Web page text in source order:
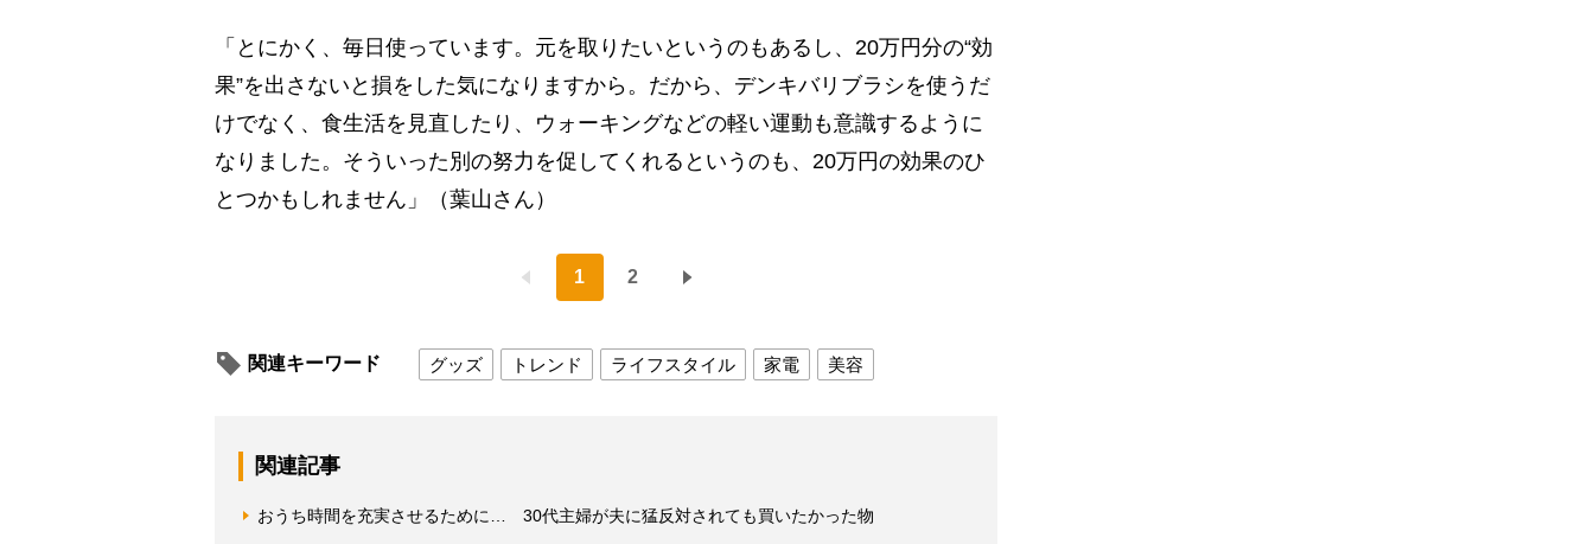
「とにかく、毎日使っています。元を取りたいというのもあるし、20万円分の“効
果”を出さないと損をした気になりますから。だから、デンキバリブラシを使うだ
けでなく、食生活を見直したり、ウォーキングなどの軽い運動も意識するように
なりました。そういった別の努力を促してくれるというのも、20万円の効果のひ
とつかもしれません」（葉山さん）
1 2
関連キーワード グッズ トレンド ライフスタイル 家電 美容
関連記事
おうち時間を充実させるために… 30代主婦が夫に猛反対されても買いたかった物